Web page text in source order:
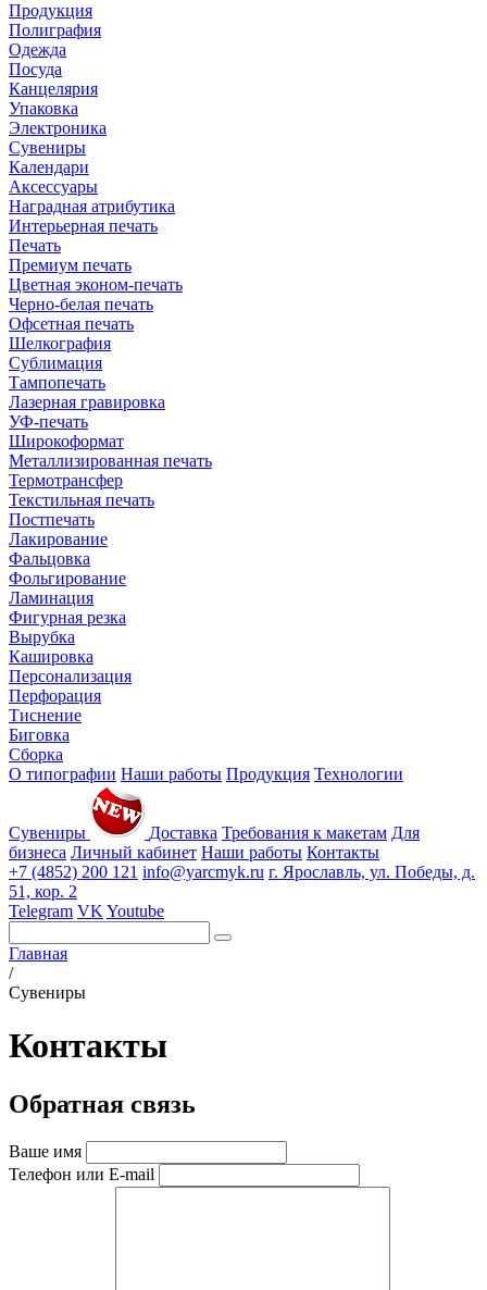
Продукция
Полиграфия
Одежда
Посуда
Канцелярия
Упаковка
Электроника
Сувениры
Календари
Аксессуары
Наградная атрибутика
Интерьерная печать
Печать
Премиум печать
Цветная эконом-печать
Черно-белая печать
Офсетная печать
Шелкография
Сублимация
Тампопечать
Лазерная гравировка
УФ-печать
Широкоформат
Металлизированная печать
Термотрансфер
Текстильная печать
Постпечать
Лакирование
Фальцовка
Фольгирование
Ламинация
Фигурная резка
Вырубка
Кашировка
Персонализация
Перфорация
Тиснение
Биговка
Сборка
О типографии Наши работы Продукция Технологии
Сувениры Доставка Требования к макетам Для
бизнеса Личный кабинет Наши работы Контакты
+7 (4852) 200 121 info@yarcmyk.ru г. Ярославль, ул. Победы, д.
51, кор. 2
Telegram VK Youtube
Главная
/
Сувениры
Контакты
Обратная связь
Ваше имя
Телефон или E-mail